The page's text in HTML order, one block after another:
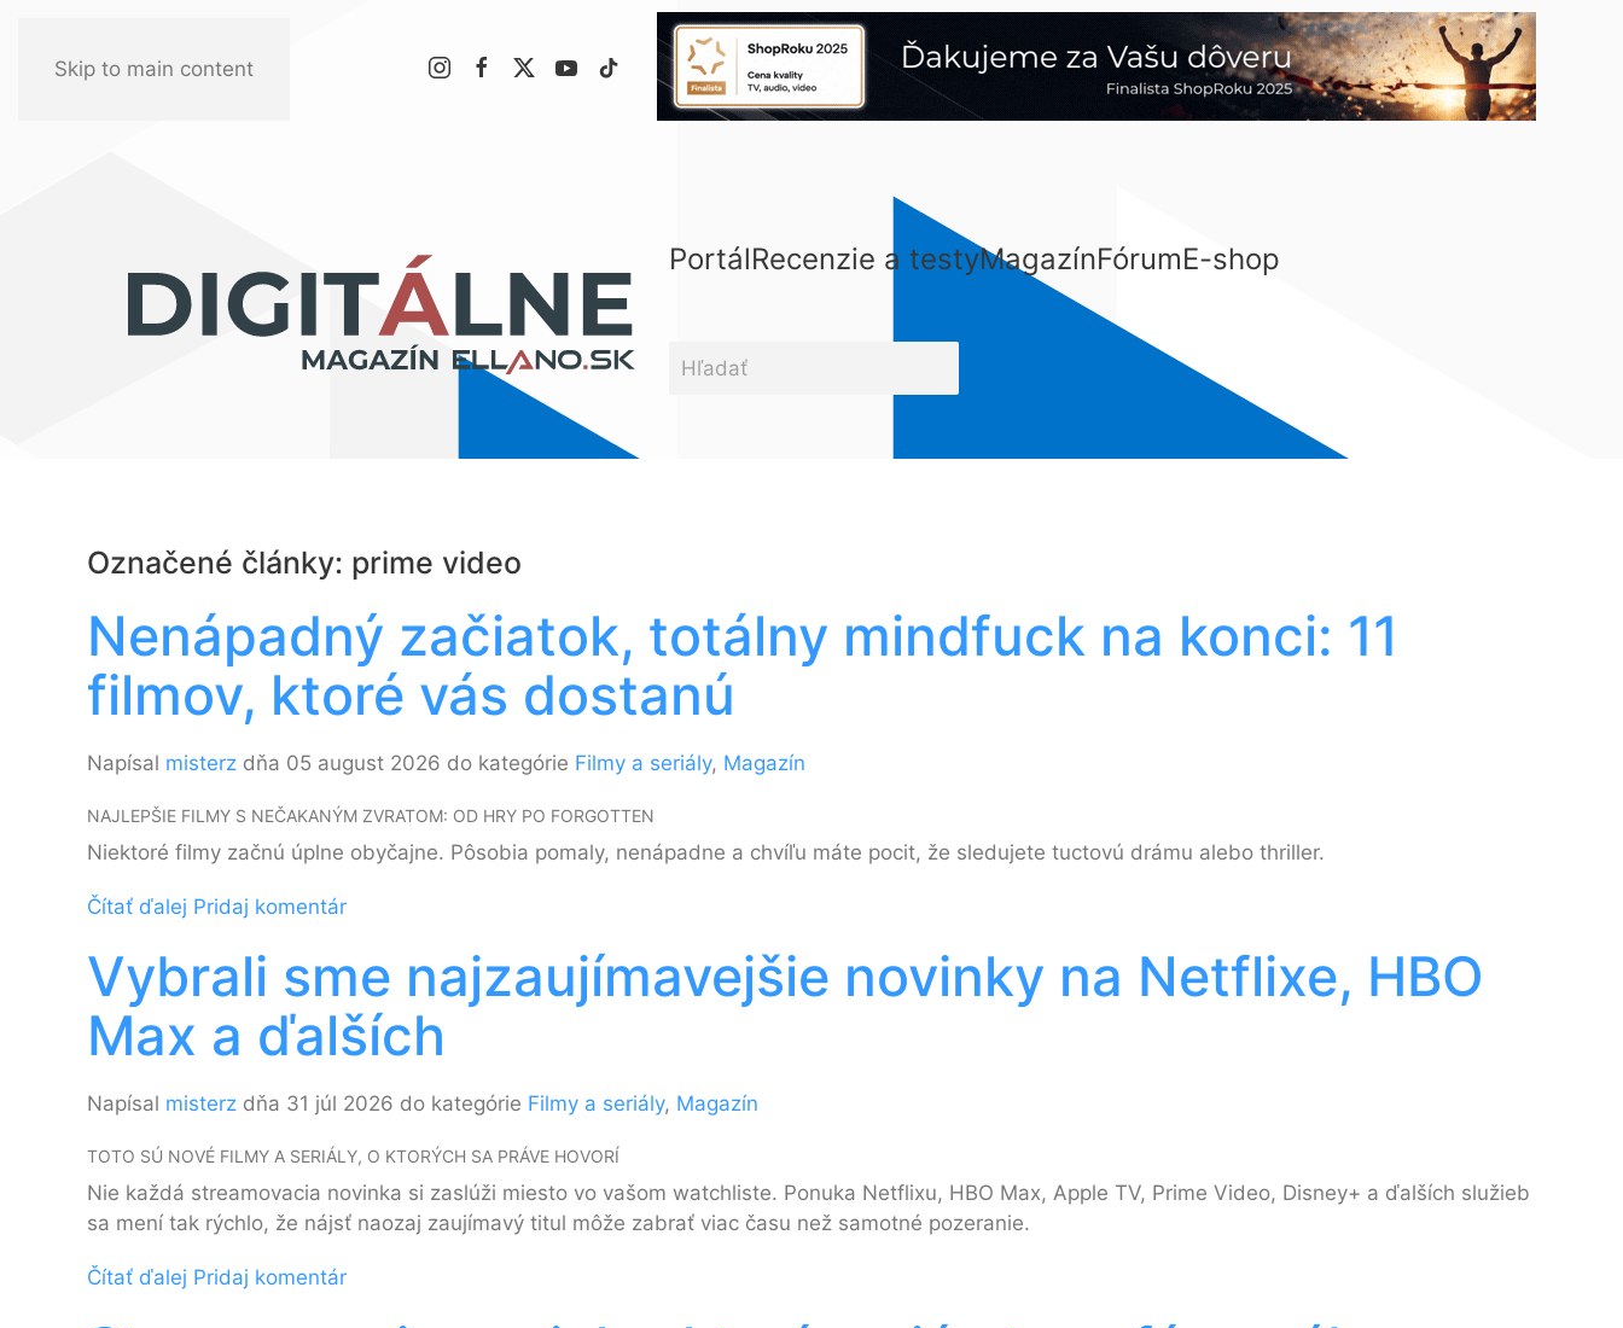
Skip to main content
PortálRecenzie a testyMagazínFórumE-shop
Označené články: prime video
Nenápadný začiatok, totálny mindfuck na konci: 11
filmov, ktoré vás dostanú
Napísal misterz dňa 05 august 2026 do kategórie Filmy a seriály, Magazín
NAJLEPŠIE FILMY S NEČAKANÝM ZVRATOM: OD HRY PO FORGOTTEN
Niektoré filmy začnú úplne obyčajne. Pôsobia pomaly, nenápadne a chvíľu máte pocit, že sledujete tuctovú drámu alebo thriller.
Čítať ďalej Pridaj komentár
Vybrali sme najzaujímavejšie novinky na Netflixe, HBO
Max a ďalších
Napísal misterz dňa 31 júl 2026 do kategórie Filmy a seriály, Magazín
TOTO SÚ NOVÉ FILMY A SERIÁLY, O KTORÝCH SA PRÁVE HOVORÍ
Nie každá streamovacia novinka si zaslúži miesto vo vašom watchliste. Ponuka Netflixu, HBO Max, Apple TV, Prime Video, Disney+ a ďalších služieb
sa mení tak rýchlo, že nájsť naozaj zaujímavý titul môže zabrať viac času než samotné pozeranie.
Čítať ďalej Pridaj komentár